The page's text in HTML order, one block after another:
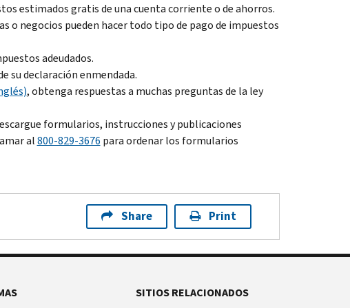
estimados gratis de una cuenta corriente o de ahorros.
o negocios pueden hacer todo tipo de pago de impuestos
adeudados.
su declaración enmendada.
, obtenga respuestas a muchas preguntas de la ley
formularios, instrucciones y publicaciones
al800-829-3676 para ordenar los formularios
Share Print
SITIOS RELACIONADOS